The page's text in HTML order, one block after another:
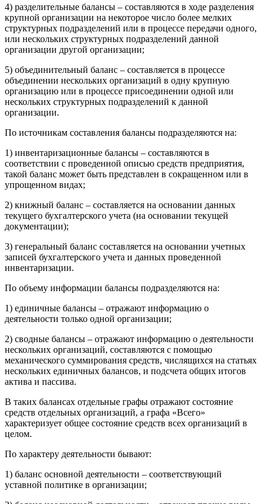
4) разделительные балансы – составляются в ходе разделения
крупной организации на некоторое число более мелких
структурных подразделений или в процессе передачи одного,
или нескольких структурных подразделений данной
организации другой организации;
5) объединительный баланс – составляется в процессе
объединении нескольких организаций в одну крупную
организацию или в процессе присоединении одной или
нескольких структурных подразделений к данной
организации.
По источникам составления балансы подразделяются на:
1) инвентаризационные балансы – составляются в
соответствии с проведенной описью средств предприятия,
такой баланс может быть представлен в сокращенном или в
упрощенном видах;
2) книжный баланс – составляется на основании данных
текущего бухгалтерского учета (на основании текущей
документации);
3) генеральный баланс составляется на основании учетных
записей бухгалтерского учета и данных проведенной
инвентаризации.
По объему информации балансы подразделяются на:
1) единичные балансы – отражают информацию о
деятельности только одной организации;
2) сводные балансы – отражают информацию о деятельности
нескольких организаций, составляются с помощью
механического суммирования средств, числящихся на статьях
нескольких единичных балансов, и подсчета общих итогов
актива и пассива.
В таких балансах отдельные графы отражают состояние
средств отдельных организаций, а графа «Всего»
характеризует общее состояние средств всех организаций в
целом.
По характеру деятельности бывают:
1) баланс основной деятельности – соответствующий
уставной политике в организации;